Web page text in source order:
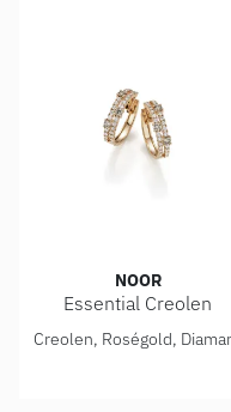
NOOR
Essential Creolen
Noor Essential
Creolen, Roségold,